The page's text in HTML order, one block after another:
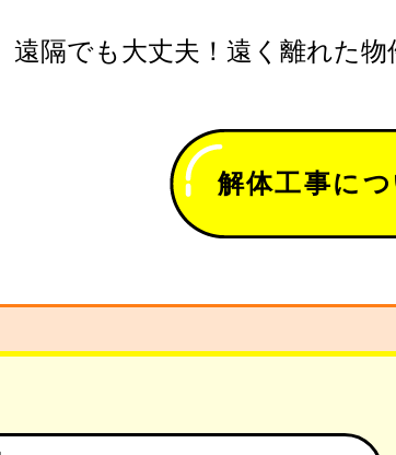
遠隔でも大丈夫！遠く離れた
解体工事に